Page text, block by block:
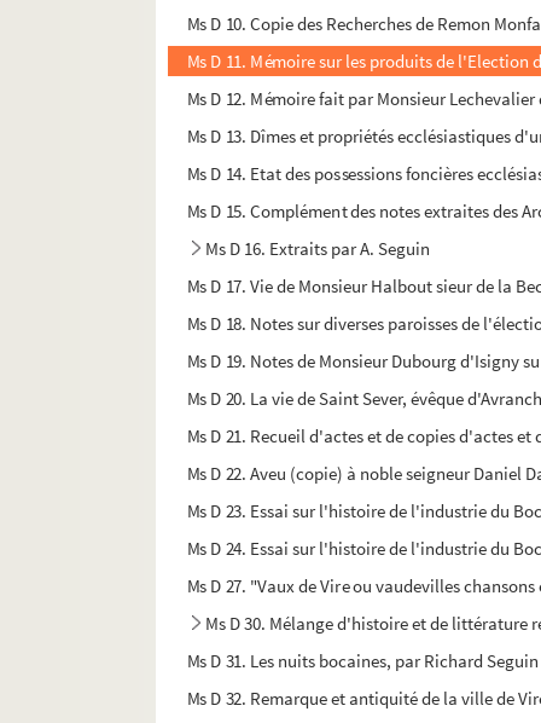
Ms D 10. Copie des Recherches de Remon
Ms D 11. Mémoire sur les produits de
Ms D 12. Mémoire fait par Monsieur
Ms D 13. Dîmes et propriétés ecclésiastiques
Ms D 14. Etat des possessions foncières
Ms D 15. Complément des notes extraites des
Ms D 16. Extraits par A. Seguin
Ms D 17. Vie de Monsieur Halbout sieur de la
Ms D 18. Notes sur diverses paroisses de
Ms D 19. Notes de Monsieur Dubourg d'Isigny
Ms D 20. La vie de Saint Sever, évêque
Ms D 21. Recueil d'actes et de copies d'actes
Ms D 22. Aveu (copie) à noble seigneur Daniel
Ms D 23. Essai sur l'histoire de l'industrie du
Ms D 24. Essai sur l'histoire de l'industrie du
Ms D 27. "Vaux de Vire ou vaudevilles
Ms D 30. Mélange d'histoire et de littérature
Ms D 31. Les nuits bocaines, par Richard Seguin
Ms D 32. Remarque et antiquité de la ville de